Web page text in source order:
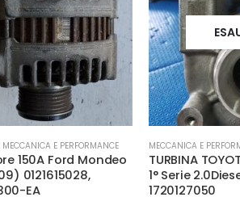
MECCANICA E PERFORMANCE
150A Ford Mondeo
0121615028,
EA
MECCANICA E
TURBINA
1° Serie
1720127050